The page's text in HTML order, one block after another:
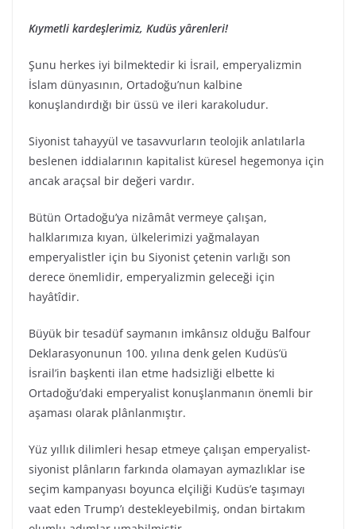
Kıymetli kardeşlerimiz, Kudüs yârenleri!
Şunu herkes iyi bilmektedir ki İsrail, emperyalizmin
İslam dünyasının, Ortadoğu’nun kalbine
konuşlandırdığı bir üssü ve ileri karakoludur.
Siyonist tahayyül ve tasavvurların teolojik anlatılarla
beslenen iddialarının kapitalist küresel hegemonya için
ancak araçsal bir değeri vardır.
Bütün Ortadoğu’ya nizâmât vermeye çalışan,
halklarımıza kıyan, ülkelerimizi yağmalayan
emperyalistler için bu Siyonist çetenin varlığı son
derece önemlidir, emperyalizmin geleceği için
hayâtîdir.
Büyük bir tesadüf saymanın imkânsız olduğu Balfour
Deklarasyonunun 100. yılına denk gelen Kudüs’ü
İsrail’in başkenti ilan etme hadsizliği elbette ki
Ortadoğu’daki emperyalist konuşlanmanın önemli bir
aşaması olarak plânlanmıştır.
Yüz yıllık dilimleri hesap etmeye çalışan emperyalist-
siyonist plânların farkında olamayan aymazlıklar ise
seçim kampanyası boyunca elçiliği Kudüs’e taşımayı
vaat eden Trump’ı destekleyebilmiş, ondan birtakım